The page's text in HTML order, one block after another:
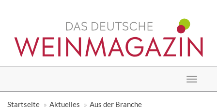
Toggle
Startseite
Aktuelles
Aus der Branche